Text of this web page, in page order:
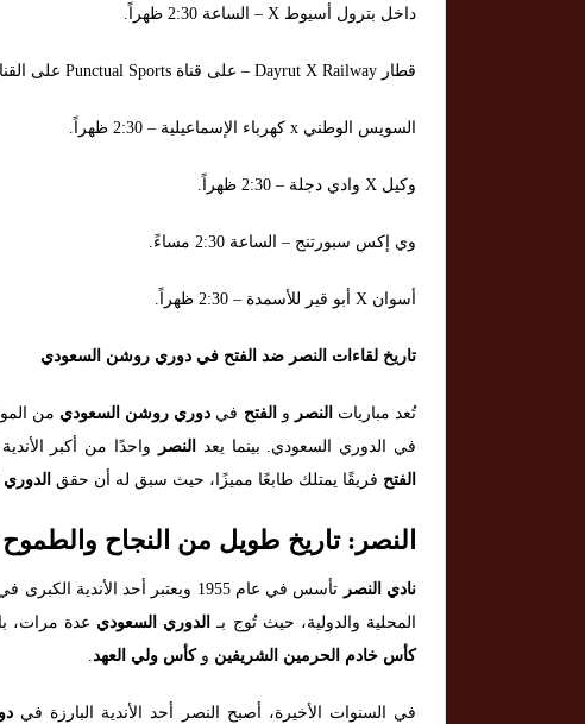
داخل بترول أسيوط X – الساعة 2:30 ظهراً.
قطار Dayrut X Railway – على قناة Punctual Sports على القناة الثانية في الساعة 2:30 مساءً.
السويس الوطني x كهرباء الإسماعيلية – 2:30 ظهراً.
وكيل X وادي دجلة – 2:30 ظهراً.
وي إكس سبورتنج – الساعة 2:30 مساءً.
أسوان X أبو قير للأسمدة – 2:30 ظهراً.
تاريخ لقاءات النصر ضد الفتح في دوري روشن السعودي
تُعد مباريات النصر و الفتح في دوري روشن السعودي من
في الدوري السعودي. بينما يعد
النصر
واحدًا من أكبر
الفتح فريقًا يمتلك طابعًا مميزًا، حيث سبق له أن حقق
النصر: تاريخ طويل من النجاح والطموح
نادي النصر
تأسس في عام 1955 ويعتبر أحد
المحلية والدولية، حيث تُوج بـ الدوري السعودي عدة مرات،
كأس خادم الحرمين الشريفين وكأس ولي العهد.
في السنوات الأخيرة، أصبح النصر أحد الأندية البارزة في